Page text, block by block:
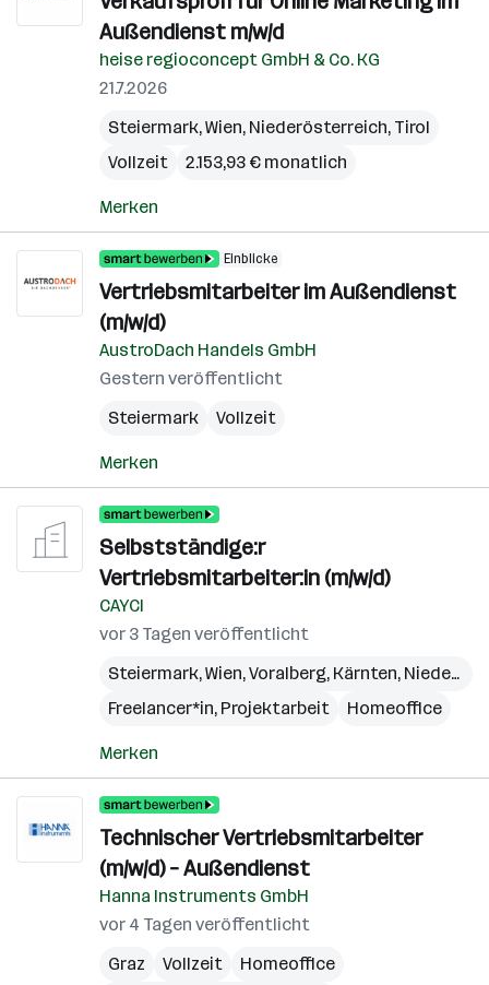
Außendienst m/w/d
heise regioconcept GmbH & Co. KG
21.7.2026
Steiermark,Wien, Niederösterreich, Tirol
Vollzeit
2.153,93 € monatlich
Merken
Einblicke
Vertriebsmitarbeiter im Außendienst
(m/w/d)
AustroDach Handels GmbH
Gestern veröffentlicht
Steiermark
Vollzeit
Merken
Selbstständige:r
Vertriebsmitarbeiter:in (m/w/d)
CAYCI
vor 3 Tagen veröffentlicht
Steiermark,Wien,Voralberg, Kärnten, Niederösterreich
Freelancer*in, Projektarbeit
Homeoffice
Merken
Technischer Vertriebsmitarbeiter
(m/w/d) – Außendienst
Hanna Instruments GmbH
vor 4 Tagen veröffentlicht
Graz
Vollzeit
Homeoffice